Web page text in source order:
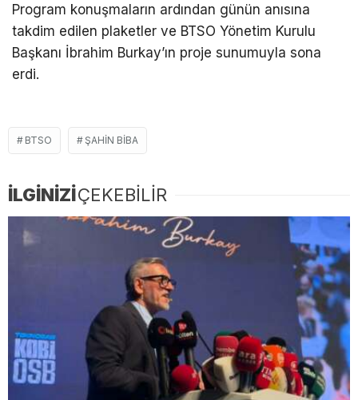
Program konuşmaların ardından günün anısına
takdim edilen plaketler ve BTSO Yönetim Kurulu
Başkanı İbrahim Burkay’ın proje sunumuyla sona
erdi.
BTSO ŞAHIN BIBA
İLGİNİZİÇEKEBİLİR